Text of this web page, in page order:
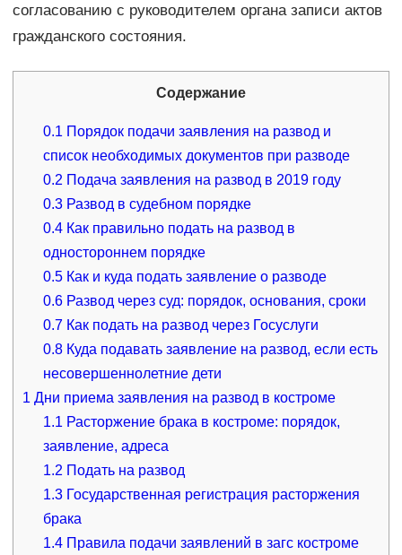
согласованию с руководителем органа записи актов
гражданского состояния.
Содержание
0.1 Порядок подачи заявления на развод и
список необходимых документов при разводе
0.2 Подача заявления на развод в 2019 году
0.3 Развод в судебном порядке
0.4 Как правильно подать на развод в
одностороннем порядке
0.5 Как и куда подать заявление о разводе
0.6 Развод через суд: порядок, основания, сроки
0.7 Как подать на развод через Госуслуги
0.8 Куда подавать заявление на развод, если есть
несовершеннолетние дети
1 Дни приема заявления на развод в костроме
1.1 Расторжение брака в костроме: порядок,
заявление, адреса
1.2 Подать на развод
1.3 Государственная регистрация расторжения
брака
1.4 Правила подачи заявлений в загс костроме